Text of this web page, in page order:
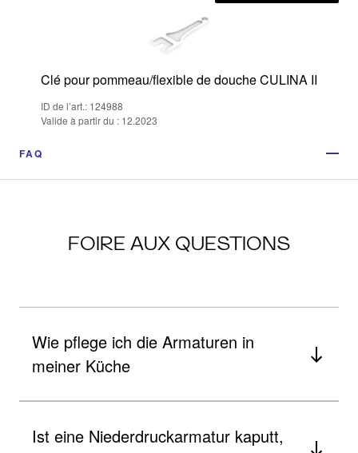
Clé pour pommeau/flexible de douche CULINA II
ID de l’art.: 124988
Valide à partir du : 12.2023
FAQ
FOIRE AUX QUESTIONS
Wie pflege ich die Armaturen in
meiner Küche
Ist eine Niederdruckarmatur kaputt,